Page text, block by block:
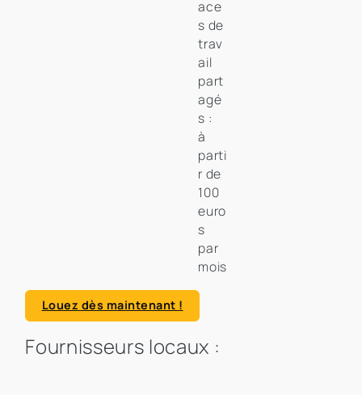
ace
s de
trav
ail
part
agé
s :
à
parti
r de
100
euro
s
par
mois
Louez dès maintenant !
Fournisseurs locaux :